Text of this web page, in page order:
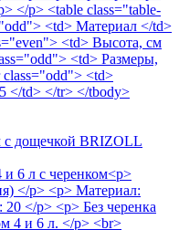
с дощечкой BRIZOLL